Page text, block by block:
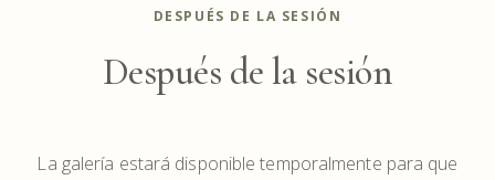
DESPUÉS DE LA SESIÓN
Después de la sesión
La galería estará disponible temporalmente para que